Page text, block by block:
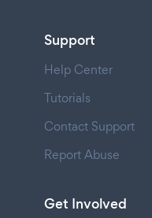
Support
Help Center
Tutorials
Contact Support
Report Abuse
Get Involved